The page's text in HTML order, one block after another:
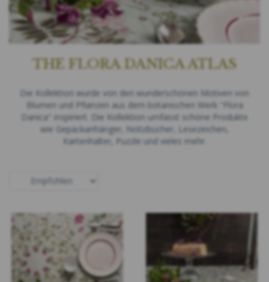
THE FLORA DANICA ATLAS
Die Kollektion wurde von den wunderschönen Motiven von
Blumen und Pflanzen aus dem botanischen Werk "Flora
Danica" inspiriert. Die Kollektion umfasst schöne Produkte
wie Gepäckanhänger, Notizbücher, Lesezeichen,
Kartenhalter, Puzzle und vieles mehr.